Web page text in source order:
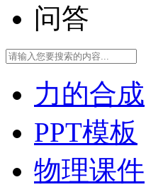
问答
力的合成
PPT模板
物理课件